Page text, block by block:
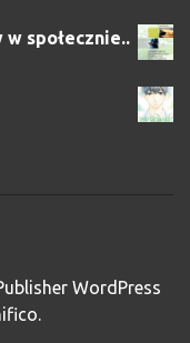
społecznie..
WordPress